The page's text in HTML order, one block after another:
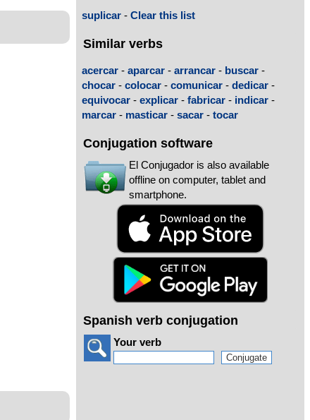
suplicar - Clear this list
Similar verbs
acercar - aparcar - arrancar - buscar -
chocar - colocar - comunicar - dedicar -
equivocar - explicar - fabricar - indicar -
marcar - masticar - sacar - tocar
Conjugation software
El Conjugador is also available
offline on computer, tablet and
smartphone.
Spanish verb conjugation
Your verb